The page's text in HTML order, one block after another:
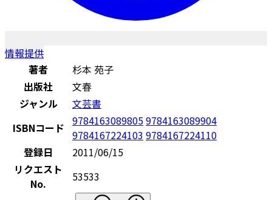
情報提供
著者
杉本 苑子
出版社
文春
ジャンル
文芸書
ISBNコード 97841630898059784163089904
9784167224103 9784167224110
登録日
2011/06/15
リクエスト
No.
53533